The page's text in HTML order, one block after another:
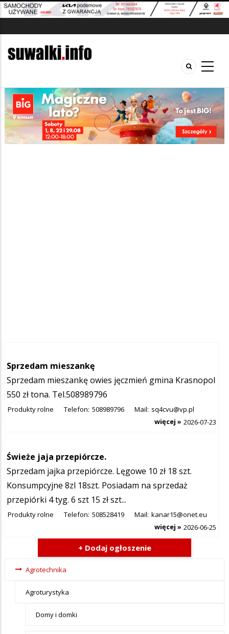
Szukana fraza w ogłoszeniach
Sprzedam mieszankę
Sprzedam mieszankę owies jęczmień gmina Krasnopol
550 zł tona. Tel.508989796
Produkty rolne Telefon: 508989796 Mail: sq4cvu@vp.pl
2026-07-23
więcej »
Świeże jaja przepiórcze.
Sprzedam jajka przepiórcze. Lęgowe 10 zł 18 szt.
Konsumpcyjne 8zl 18szt. Posiadam na sprzedaż
przepiórki 4 tyg. 6 szt 15 zł szt...
Produkty rolne Telefon: 508528419 Mail: kanar15@onet.eu
2026-06-25
więcej »
+ Dodaj ogłoszenie
Ogłoszenia -
Agrotechnika
Agrotechnika
Agroturystyka
Domy i domki